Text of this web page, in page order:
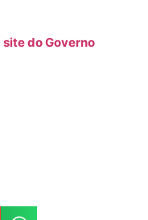
site do Governo